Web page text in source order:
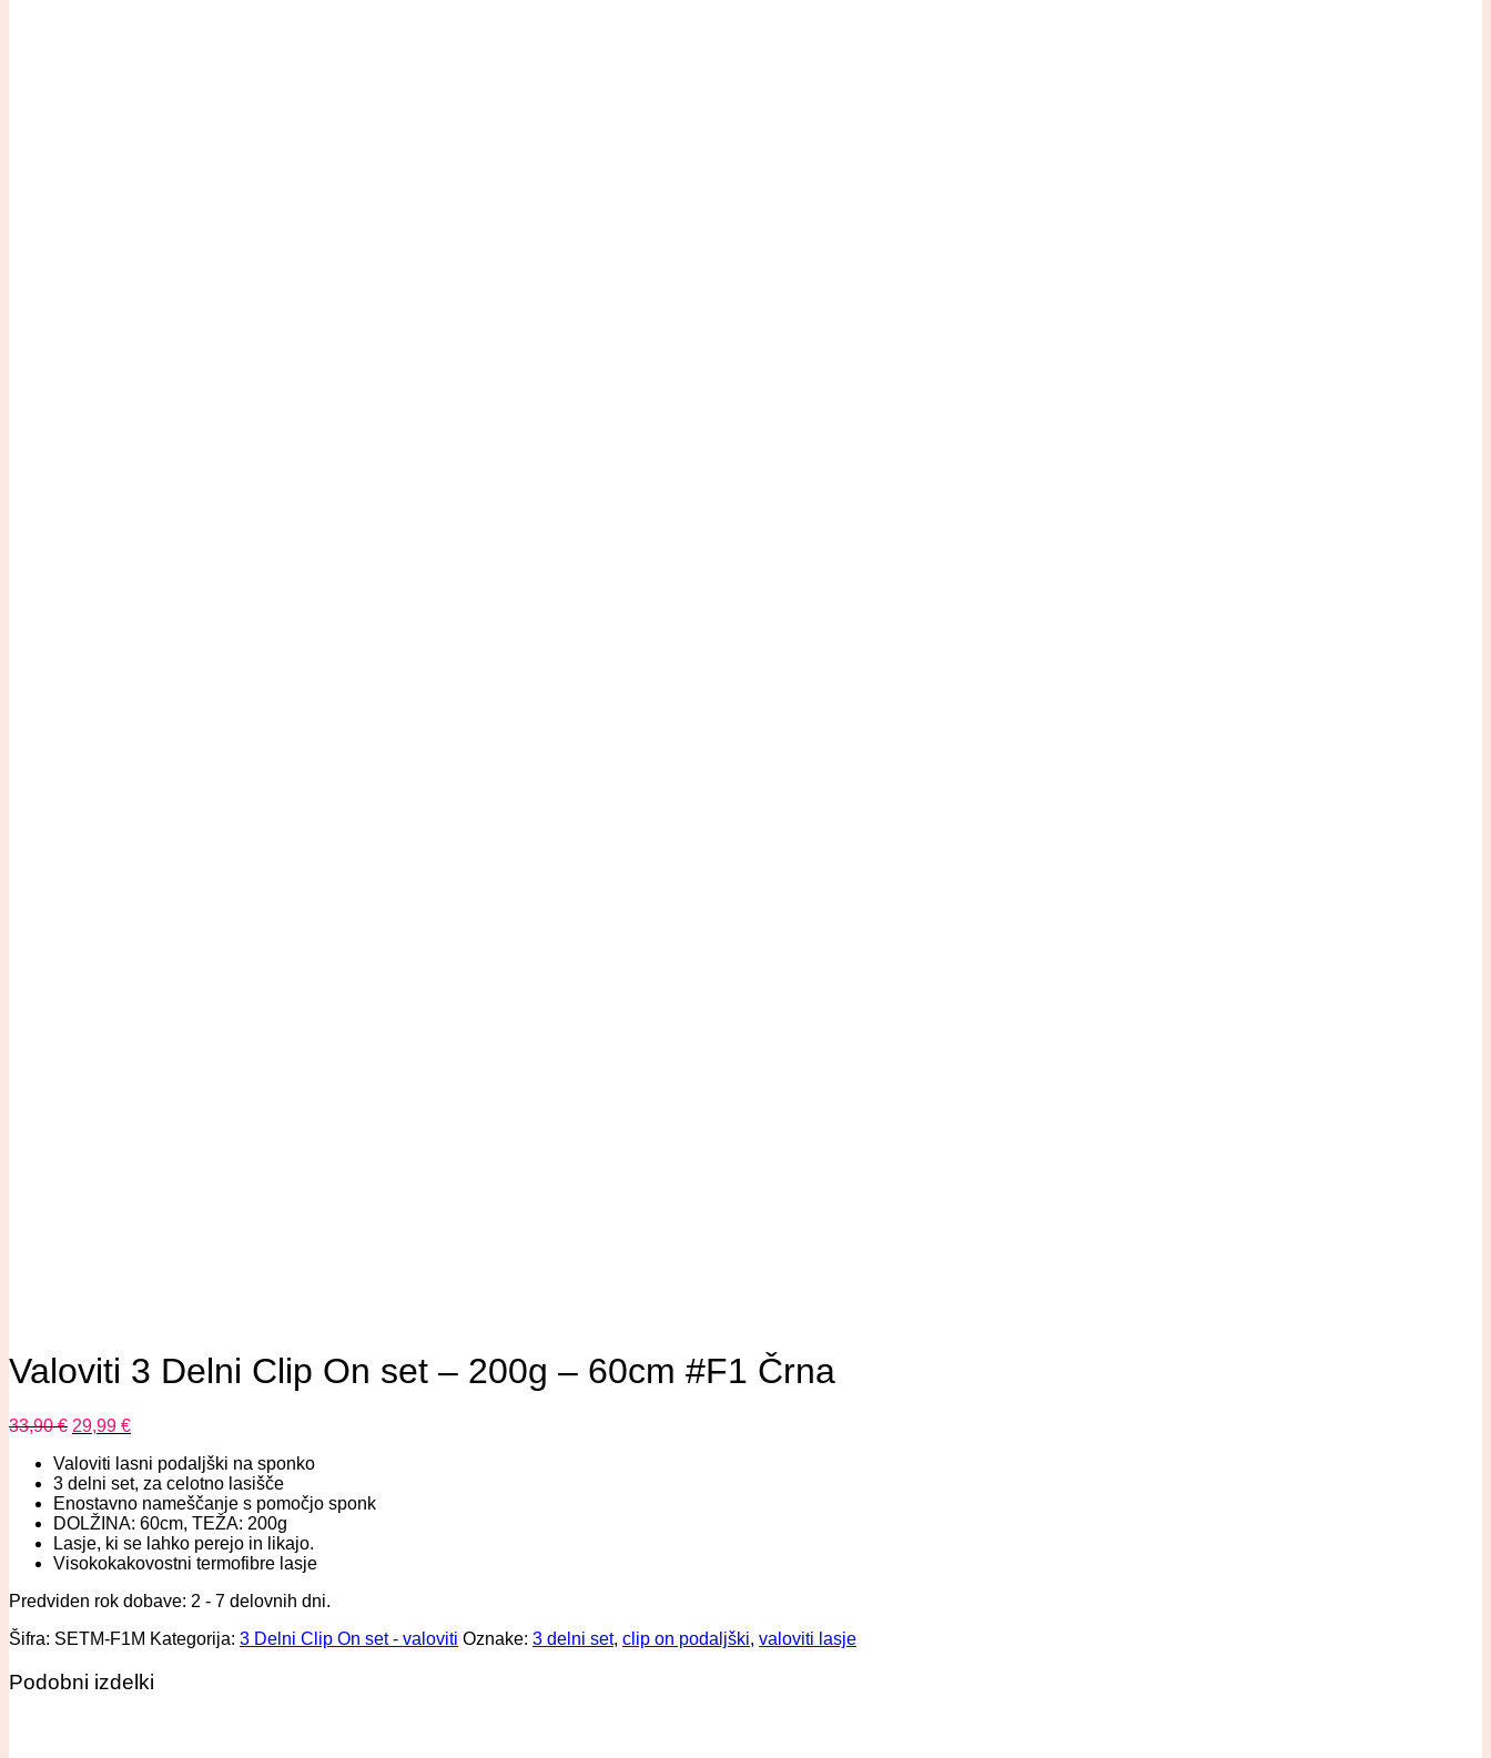
Valoviti 3 Delni Clip On set – 200g – 60cm #F1 Črna
33,90€ 29,99 €
Valoviti lasni podaljški na sponko
3 delni set, za celotno lasišče
Enostavno nameščanje s pomočjo sponk
DOLŽINA: 60cm, TEŽA: 200g
Lasje, ki se lahko perejo in likajo.
Visokokakovostni termofibre lasje
Predviden rok dobave: 2 - 7 delovnih dni.
Šifra: SETM-F1M Kategorija: 3 Delni Clip On set - valoviti Oznake: 3 delni set, clip on podaljški, valoviti lasje
Podobni izdelki